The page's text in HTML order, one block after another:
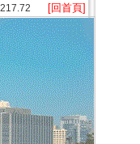
[回首頁]